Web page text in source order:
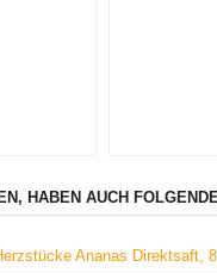
HABEN AUCH
Ananas Direktsaft,